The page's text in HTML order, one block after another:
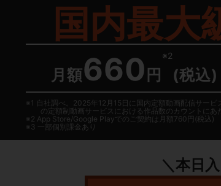
国内最大
月額660 円
※2
(税込)
1 自社調べ。2025年12月15日に国内定額動画配信サー
の定額制動画サービスにおける作品数のカウントにあ
2 App Store/Google Playでのご契約は月額760円(税込)
3 一部個別課金あり
＼本日